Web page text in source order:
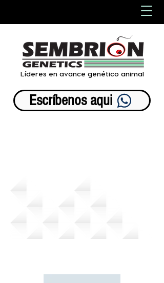
Líderes en avance genético animal
Escríbenos aqui